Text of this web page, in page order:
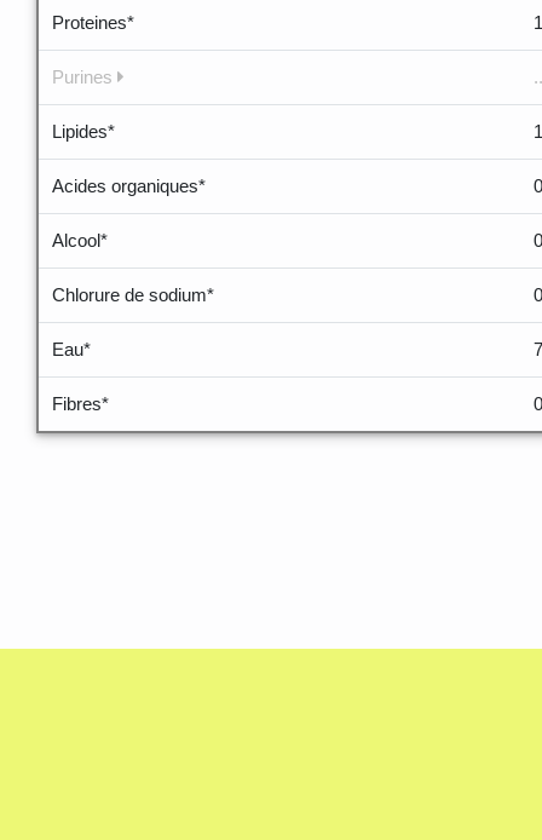
Proteines*
Purines
Lipides*
Acides organiques*
Alcool*
Chlorure de sodium*
Eau*
Fibres*